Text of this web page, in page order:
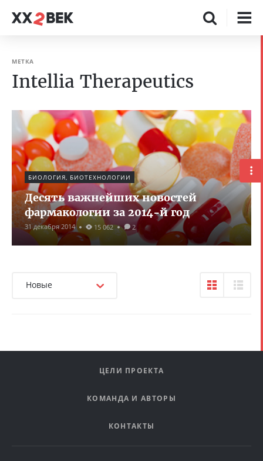
МЕТКА
Intellia Therapeutics
БИОЛОГИЯ, БИОТЕХНОЛОГИИ
Десять важнейших новостей
фармакологии за 2014-й год
31 декабря 2014 15 062 2
Новые
ЦЕЛИ ПРОЕКТА
КОМАНДА И АВТОРЫ
КОНТАКТЫ